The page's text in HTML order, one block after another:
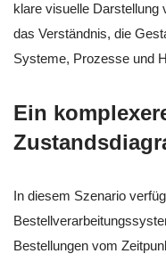
klare visuelle Darstellung
das Verständnis, die
Systeme, Prozesse und
Ein
In diesem Szenario
Bestellungen vom